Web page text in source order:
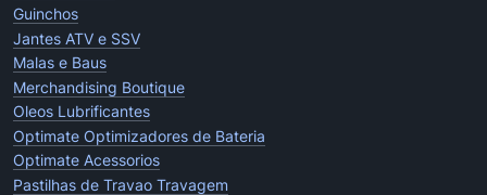
Guinchos
Jantes ATV e SSV
Malas e Baus
Merchandising Boutique
Oleos Lubrificantes
Optimate Optimizadores de Bateria
Optimate Acessorios
Pastilhas de Travao Travagem